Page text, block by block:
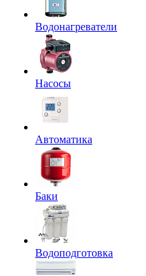
Водонагреватели
Насосы
Автоматика
Баки
Водоподготовка